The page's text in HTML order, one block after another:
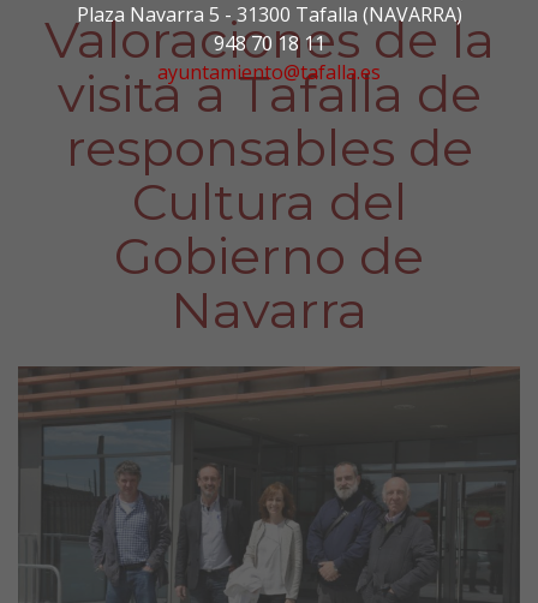
Plaza Navarra 5 - 31300 Tafalla (NAVARRA)
948 70 18 11
ayuntamiento@tafalla.es
Valoraciones de la
visita a Tafalla de
responsables de
Cultura del
Gobierno de
Navarra